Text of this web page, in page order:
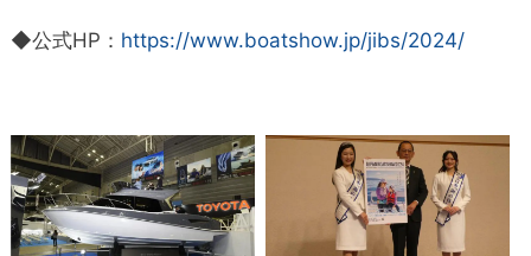
◆公式HP： https://www.boatshow.jp/jibs/2024/